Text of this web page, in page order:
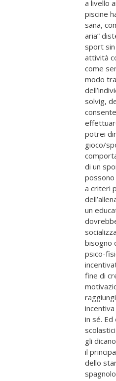
a livello
piscine
sana,
aria”
sport sin
attività
come
modo
solvig,
potrei
gioco/
di un
a criteri
un
bisogno
psico-
fine di
in sé.
gli
il
dello